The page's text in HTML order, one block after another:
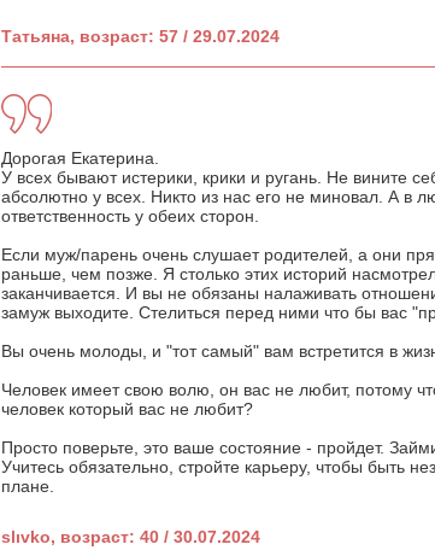
Татьяна, возраст: 57 / 29.07.2024
Дорогая Екатерина.
У всех бывают истерики, крики и ругань. Не вините
абсолютно у всех. Никто из нас его не миновал. А в
ответственность у обеих сторон.
Если муж/парень очень слушает родителей, а они
раньше, чем позже. Я столько этих историй
заканчивается. И вы не обязаны налаживать
замуж выходите. Стелиться перед ними что бы вас
Вы очень молоды, и "тот самый" вам встретится в
Человек имеет свою волю, он вас не любит, потому
человек который вас не любит?
Просто поверьте, это ваше состояние - пройдет.
Учитесь обязательно, стройте карьеру, чтобы быть
плане.
slıvko, возраст: 40 / 30.07.2024